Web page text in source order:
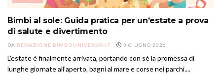
Bimbi al sole: Guida pratica per un’estate a prova
di salute e divertimento
DA REDAZIONE BIMBOUNIVERSO.IT 3 GIUGNO 2026
L’estate è finalmente arrivata, portando con sé la promessa di
lunghe giornate all’aperto, bagni al mare e corse nei parchi....